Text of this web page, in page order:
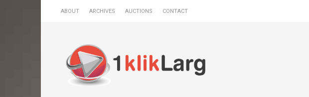
ABOUT ARCHIVES AUCTIONS CONTACT